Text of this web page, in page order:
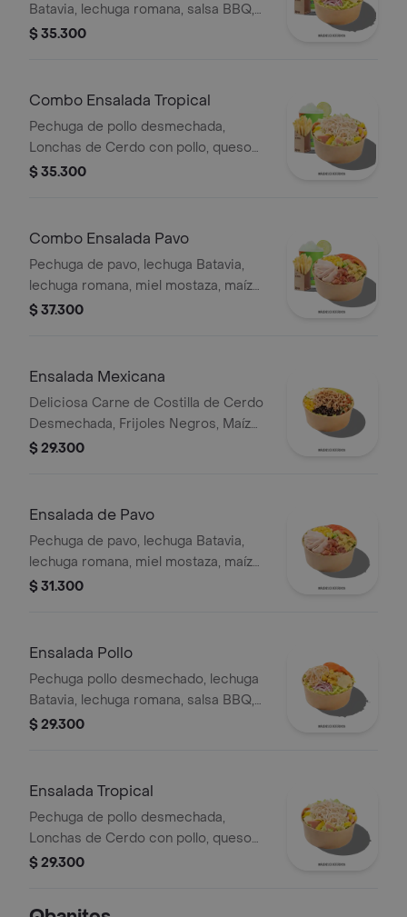
Batavia, lechuga romana, salsa BBQ,
tomate chonto, queso mozzarella,
$ 35.300
Combo Ensalada Tropical
Pechuga de pollo desmechada,
Lonchas de Cerdo con pollo, queso
amarillo, piña calada, lechuga batavia y
$ 35.300
Combo Ensalada Pavo
Pechuga de pavo, lechuga Batavia,
lechuga romana, miel mostaza, maíz
tierno, tomate chonto, croutones y
$ 37.300
Ensalada Mexicana
Deliciosa Carne de Costilla de Cerdo
Desmechada, Frijoles Negros, Maíz
tierno, Queso mozzarella, Guacamole,
$ 29.300
Ensalada de Pavo
Pechuga de pavo, lechuga Batavia,
lechuga romana, miel mostaza, maíz
tierno, tomate chonto, croutones y
$ 31.300
Ensalada Pollo
Pechuga pollo desmechado, lechuga
Batavia, lechuga romana, salsa BBQ,
tomate chonto, queso mozzarella,
$ 29.300
Ensalada Tropical
Pechuga de pollo desmechada,
Lonchas de Cerdo con pollo, queso
amarillo, piña calada, lechuga batavia y
$ 29.300